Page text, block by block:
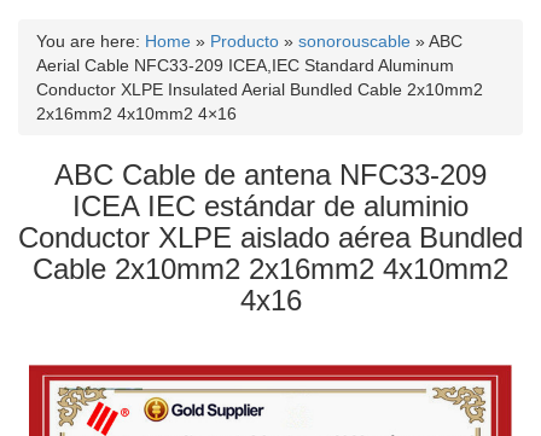
You are here: Home » Producto » sonorouscable »ABC
Aerial Cable NFC33-209 ICEA,IEC Standard Aluminum
Conductor XLPE Insulated Aerial Bundled Cable 2x10mm2
2x16mm2 4x10mm2 4×16
ABC Cable de antena NFC33-209
ICEA IEC estándar de aluminio
Conductor XLPE aislado aérea Bundled
Cable 2x10mm2 2x16mm2 4x10mm2
4x16